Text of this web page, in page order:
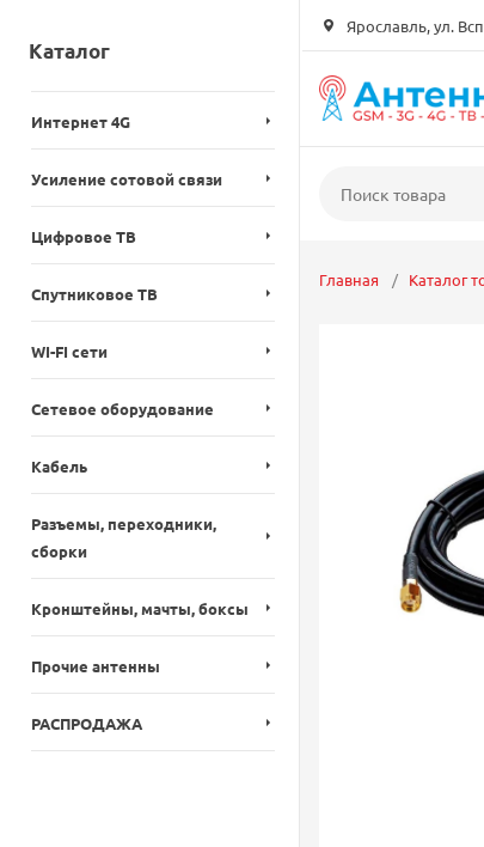
Ярославль, ул.
Каталог
Интернет 4G
Усиление сотовой связи
Цифровое ТВ
Спутниковое ТВ
WI-FI сети
Сетевое оборудование
Кабель
Разъемы, переходники,
сборки
Кронштейны, мачты, боксы
Прочие антенны
РАСПРОДАЖА
Главная Каталог